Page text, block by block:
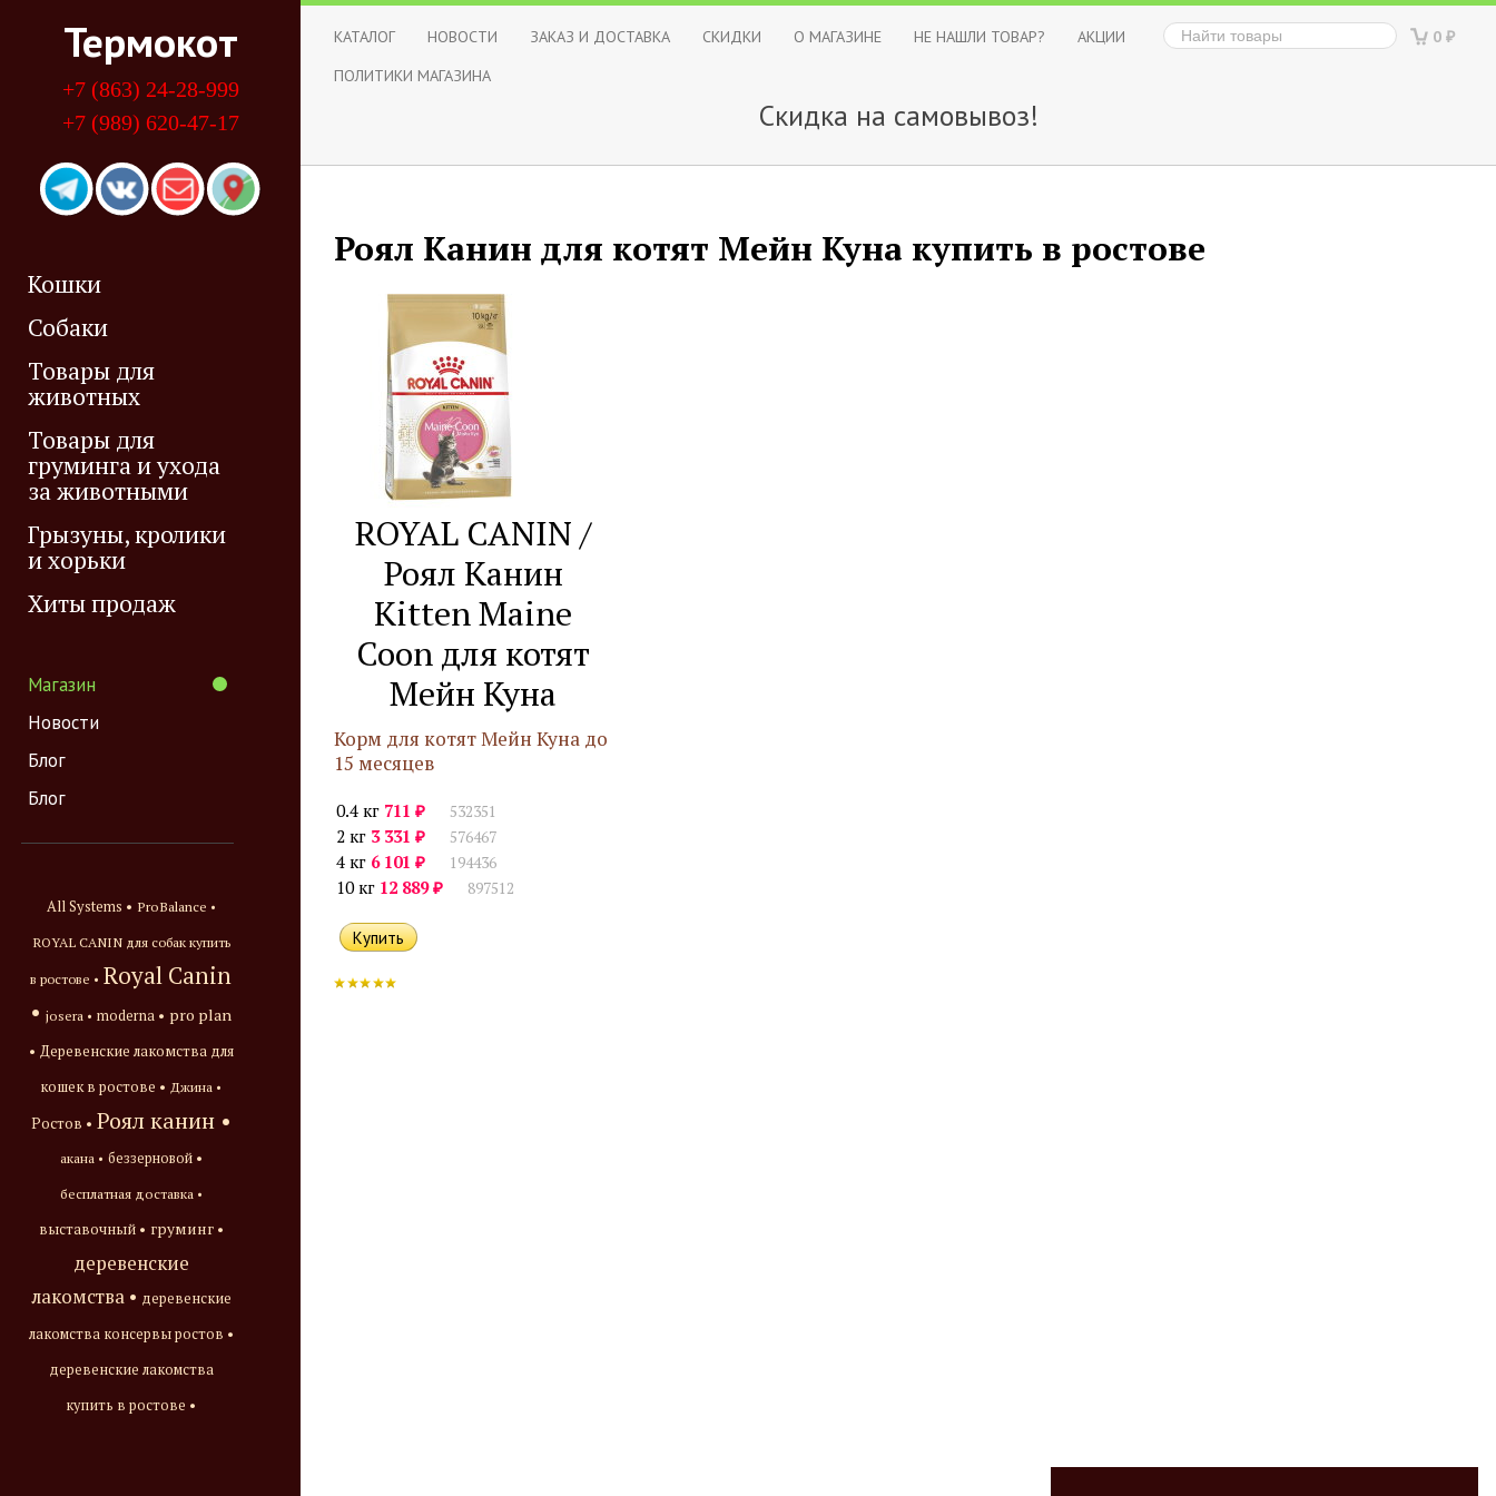
Термокот
+7 (863) 24-28-999
+7 (989) 620-47-17
Кошки
Собаки
Товары для
животных
Товары для
груминга и ухода
за животными
Грызуны, кролики
и хорьки
Хиты продаж
Магазин
Новости
Блог
Блог
All Systems • ProBalance •
ROYAL CANIN для собак купить
в ростове • Royal Canin
• josera • moderna • pro plan
• Деревенские лакомства для
кошек в ростове • Джина •
Ростов • Роял канин •
акана • беззерновой •
бесплатная доставка •
выставочный • груминг •
деревенские
лакомства • деревенские
лакомства консервы ростов •
деревенские лакомства
купить в ростове •
0 ₽
КАТАЛОГ НОВОСТИ ЗАКАЗ И ДОСТАВКА СКИДКИ О МАГАЗИНЕ НЕ НАШЛИ ТОВАР?
АКЦИИ
ПОЛИТИКИ МАГАЗИНА
Скидка на самовывоз!
Роял Канин для котят Мейн Куна купить в ростове
ROYAL CANIN /
Роял Канин
Kitten Maine
Coon для котят
Мейн Куна
Корм для котят Мейн Куна до
15 месяцев
0.4 кг 711 ₽ 532351
2 кг 3 331 ₽ 576467
4 кг 6 101 ₽ 194436
10 кг 12 889₽ 897512